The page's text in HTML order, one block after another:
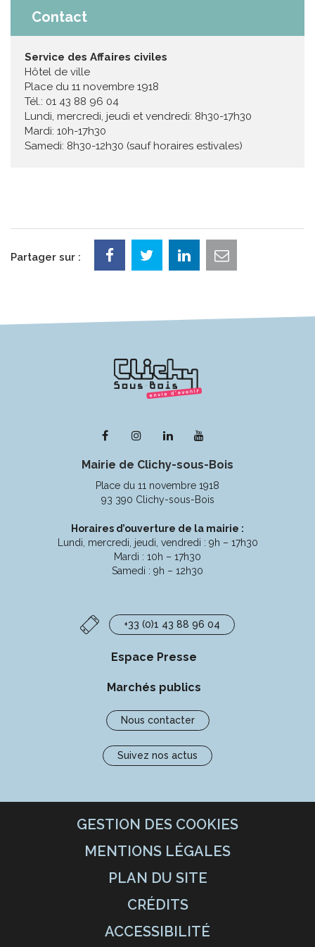
Contact
Service des Affaires civiles
Hôtel de ville
Place du 11 novembre 1918
Tél.: 01 43 88 96 04
Lundi, mercredi, jeudi et vendredi: 8h30-17h30
Mardi: 10h-17h30
Samedi: 8h30-12h30 (sauf horaires estivales)
Partager sur :
Lien
le
compte
Facebook
Lien
le
compte
Instagram
Lien
le
compte
Linkedin
la
chaîne
Youtube
Mairie de Clichy-sous-Bois
Place du 11 novembre 1918
93 390 Clichy-sous-Bois
Horaires d’ouverture de la mairie :
Lundi, mercredi, jeudi, vendredi : 9h – 17h30
Mardi : 10h – 17h30
Samedi : 9h – 12h30
+33 (0)1 43 88 96 04
Espace Presse
Marchés publics
Nous contacter
Suivez nos actus
GESTION DES COOKIES
MENTIONS LÉGALES
PLAN DU SITE
CRÉDITS
ACCESSIBILITÉ